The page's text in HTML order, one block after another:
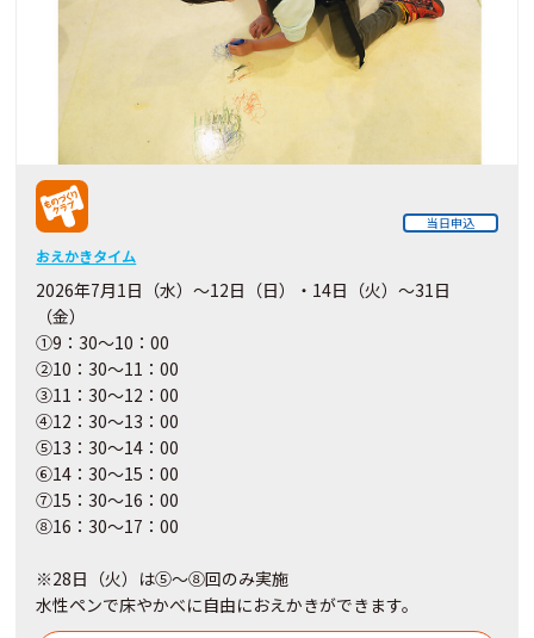
当日申込
おえかきタイム
2026年7月1日（水）～12日（日）・14日（火）～31日
（金）
①9：30～10：00
②10：30～11：00
③11：30～12：00
④12：30～13：00
⑤13：30～14：00
⑥14：30～15：00
⑦15：30～16：00
⑧16：30～17：00
※28日（火）は⑤～⑧回のみ実施
水性ペンで床やかべに自由におえかきができます。